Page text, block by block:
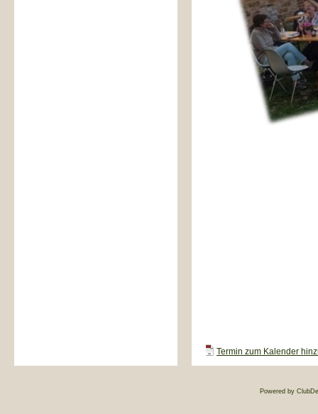
Termin zum Kalender
Powered by